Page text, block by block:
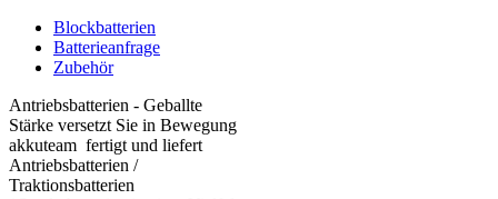
Blockbatterien
Batterieanfrage
Zubehör
Antriebsbatterien - Geballte
Stärke versetzt Sie in Bewegung
akkuteam fertigt und liefert
Antriebsbatterien /
Traktionsbatterien